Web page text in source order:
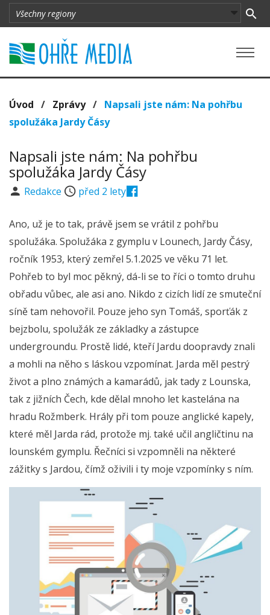
Úvod / Zprávy/ Napsali jste nám: Na pohřbu
spolužáka Jardy Čásy
Napsali jste nám: Na pohřbu
spolužáka Jardy Čásy
Redakce před 2 lety
Ano, už je to tak, právě jsem se vrátil z pohřbu
spolužáka. Spolužáka z gymplu v Lounech, Jardy Čásy,
ročník 1953, který zemřel 5.1.2025 ve věku 71 let.
Pohřeb to byl moc pěkný, dá-li se to říci o tomto druhu
obřadu vůbec, ale asi ano. Nikdo z cizích lidí ze smuteční
síně tam nehovořil. Pouze jeho syn Tomáš, sporťák z
bejzbolu, spolužák ze základky a zástupce
undergroundu. Prostě lidé, kteří Jardu doopravdy znali
a mohli na něho s láskou vzpomínat. Jarda měl pestrý
život a plno známých a kamarádů, jak tady z Lounska,
tak z jižních Čech, kde dělal mnoho let kastelána na
hradu Rožmberk. Hrály při tom pouze anglické kapely,
které měl Jarda rád, protože mj. také učil angličtinu na
lounském gymplu. Řečníci si vzpomněli na některé
zážitky s Jardou, čímž oživili i ty moje vzpomínky s ním.